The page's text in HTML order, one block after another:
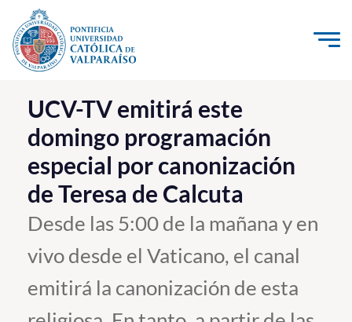
Click acá para ir directamente al contenido
La Universidad
Investigación, Creación e Innovación
PUCV Internacional
Vinculación con el Medio
Admisión
Pregrado
Postgrado
UCV-TV emitirá este
domingo programación
especial por canonización
de Teresa de Calcuta
Desde las 5:00 de la mañana y en
vivo desde el Vaticano, el canal
emitirá la canonización de esta